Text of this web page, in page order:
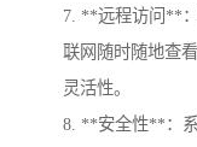
7. **远程访问**
联网随时随地查
灵活性。
8. **安全性**：